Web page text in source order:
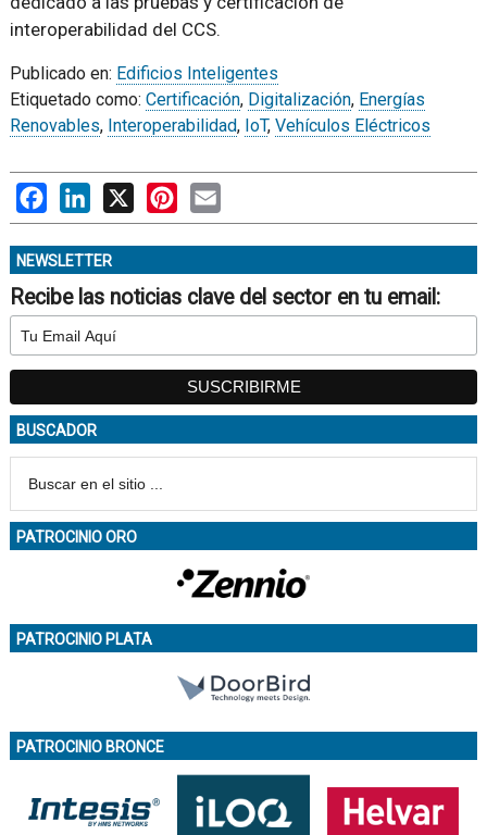
interoperabilidad del CCS.
Publicado en: Edificios Inteligentes
Etiquetado como: Certificación, Digitalización, Energías
Renovables, Interoperabilidad, IoT, Vehículos Eléctricos
FacebookLinkedIn
X PinterestEmail
NEWSLETTER
Recibe las noticias clave del sector en tu email:
BUSCADOR
PATROCINIO ORO
PATROCINIO PLATA
PATROCINIO BRONCE